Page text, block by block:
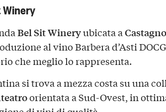
Winery
Bel Sit Wineryubicata a
al vino Barbera d’Asti
che meglio lo rappresenta.
si trova a mezza costa su una
orientata a Sud-Ovest, in